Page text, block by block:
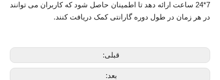
7*24 ساعت ارائه دهد تا اطمینان حاصل شود که کاربران می توانند
در هر زمان در طول دوره گارانتی کمک دریافت کنند.
قبلی:
بعد: